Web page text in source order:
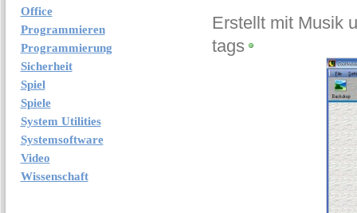
Office
Programmieren
Programmierung
Sicherheit
Spiel
Spiele
System Utilities
Systemsoftware
Video
Wissenschaft
Erstellt mit Musik
tags